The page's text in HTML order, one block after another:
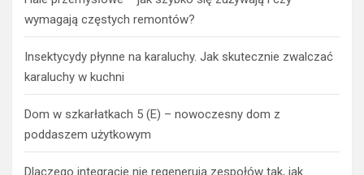
wymagają częstych remontów?
Insektycydy płynne na karaluchy. Jak skutecznie zwalczać
karaluchy w kuchni
Dom w szkarłatkach 5 (E) – nowoczesny dom z
poddaszem użytkowym
Dlaczego integracje nie regenerują zespołów tak, jak